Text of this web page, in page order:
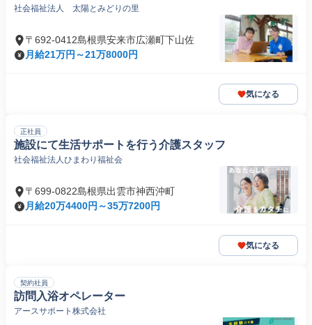
社会福祉法人 太陽とみどりの里
〒692-0412島根県安来市広瀬町下山佐
月給21万円～21万8000円
気になる
正社員
施設にて生活サポートを行う介護スタッフ
社会福祉法人ひまわり福祉会
〒699-0822島根県出雲市神西沖町
月給20万4400円～35万7200円
気になる
契約社員
訪問入浴オペレーター
アースサポート株式会社